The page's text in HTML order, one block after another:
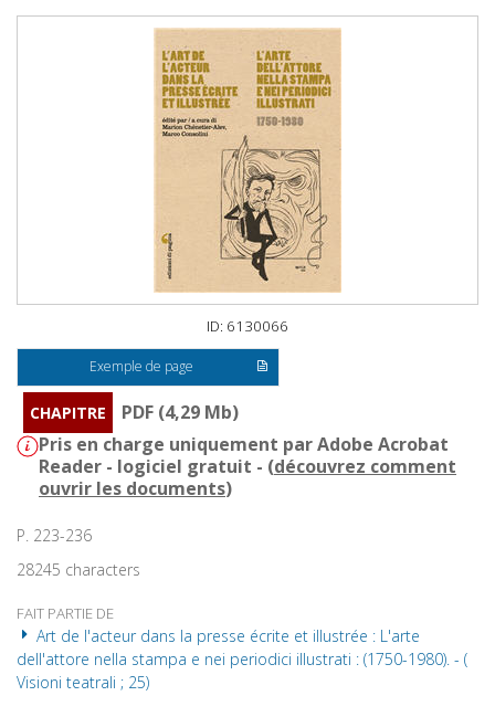
ID: 6130066
Exemple de page
CHAPITRE
PDF (4,29 Mb)
Pris en charge uniquement par Adobe Acrobat
Reader - logiciel gratuit - (découvrez comment
ouvrir les documents)
P. 223-236
28245 characters
FAIT PARTIE DE
Art de l'acteur dans la presse écrite et illustrée : L'arte
dell'attore nella stampa e nei periodici illustrati : (1750-1980). - (
Visioni teatrali ; 25)